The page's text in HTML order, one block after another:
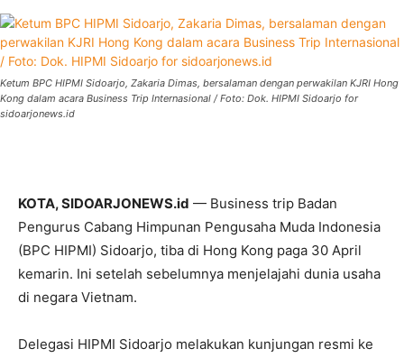
Ketum BPC HIPMI Sidoarjo, Zakaria Dimas, bersalaman dengan perwakilan KJRI Hong
Kong dalam acara Business Trip Internasional / Foto: Dok. HIPMI Sidoarjo for
sidoarjonews.id
KOTA, SIDOARJONEWS.id — Business trip Badan
Pengurus Cabang Himpunan Pengusaha Muda Indonesia
(BPC HIPMI) Sidoarjo, tiba di Hong Kong paga 30 April
kemarin. Ini setelah sebelumnya menjelajahi dunia usaha
di negara Vietnam.
Delegasi HIPMI Sidoarjo melakukan kunjungan resmi ke